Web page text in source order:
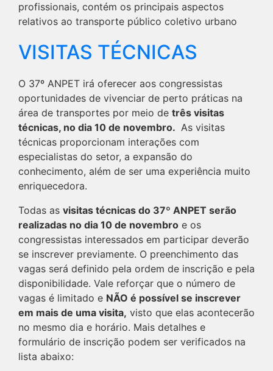
profissionais, contém os principais aspectos
relativos ao transporte público coletivo urbano
VISITAS TÉCNICAS
O 37º ANPET irá oferecer aos congressistas
oportunidades de vivenciar de perto práticas na
área de transportes por meio de três visitas
técnicas, no dia 10 de novembro. As visitas
técnicas proporcionam interações com
especialistas do setor, a expansão do
conhecimento, além de ser uma experiência muito
enriquecedora.
Todas as visitas técnicas do 37º ANPET serão
realizadas no dia 10 de novembro e os
congressistas interessados em participar deverão
se inscrever previamente. O preenchimento das
vagas será definido pela ordem de inscrição e pela
disponibilidade. Vale reforçar que o número de
vagas é limitado e NÃO é possível se inscrever
em mais de uma visita, visto que elas acontecerão
no mesmo dia e horário. Mais detalhes e
formulário de inscrição podem ser verificados na
lista abaixo: